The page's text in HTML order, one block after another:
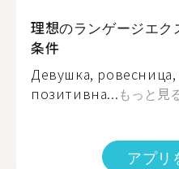
理想のランゲージエ
条件
Девушка,
позитивна...もっと見
アプリ